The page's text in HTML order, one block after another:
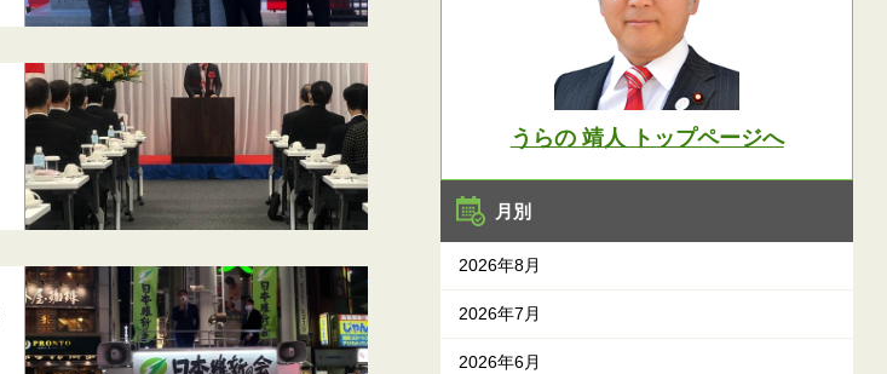
うらの 靖人 トップページへ
月別
2026年8月
2026年7月
2026年6月